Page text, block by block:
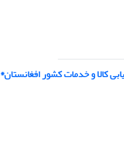
کالا و خدمات کشور افغانستان*